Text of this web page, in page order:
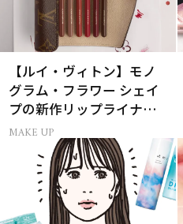
【ルイ・ヴィトン】モノ
グラム・フラワー シェイ
プの新作リップライナー
｢LV クレヨン｣が誕生！
MAKE UP